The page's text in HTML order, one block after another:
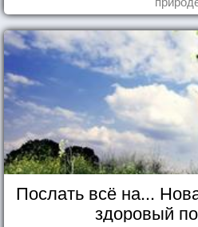
Послать всё на...
здоровый